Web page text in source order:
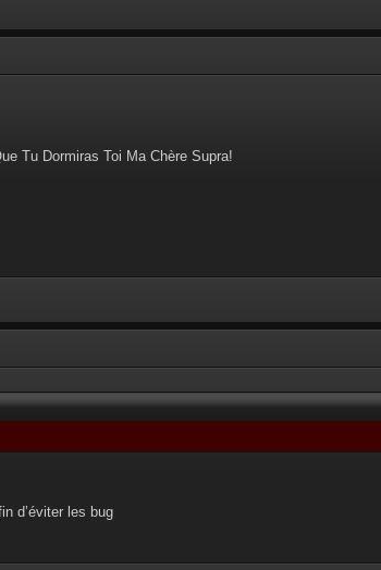
Tu Dormiras Toi Ma Chère Supra!
d’éviter les bug